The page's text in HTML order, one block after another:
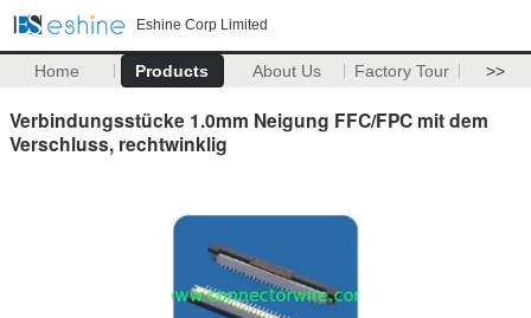
Eshine Corp Limited
Home Products About Us Factory Tour >>
Verbindungsstücke 1.0mm Neigung FFC/FPC mit dem
Verschluss, rechtwinklig